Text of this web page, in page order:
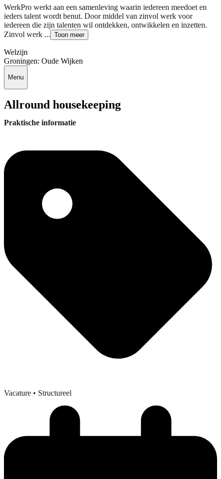
WerkPro werkt aan een samenleving waarin iedereen meedoet en
ieders talent wordt benut. Door middel van zinvol werk voor
iedereen die zijn talenten wil ontdekken, ontwikkelen en inzetten.
Zinvol werk ... Toon meer
Welzijn
Groningen: Oude Wijken
Menu
Allround housekeeping
Praktische informatie
Vacature • Structureel